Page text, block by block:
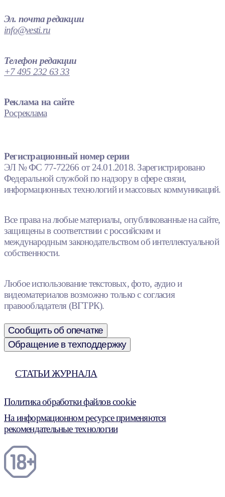
Эл. почта редакции
info@vesti.ru
Телефон редакции
+7 495 232 63 33
Реклама на сайте
Росреклама
Регистрационный номер серии
ЭЛ № ФС 77-72266 от 24.01.2018. Зарегистрировано
Федеральной службой по надзору в сфере связи,
информационных технологий и массовых коммуникаций.
Все права на любые материалы, опубликованные на сайте,
защищены в соответствии с российским и
международным законодательством об интеллектуальной
собственности.
Любое использование текстовых, фото, аудио и
видеоматериалов возможно только с согласия
правообладателя (ВГТРК).
Сообщить об опечатке
Обращение в техподдержку
СТАТЬИ ЖУРНАЛА
Политика обработки файлов cookie
На информационном ресурсе применяются
рекомендательные технологии